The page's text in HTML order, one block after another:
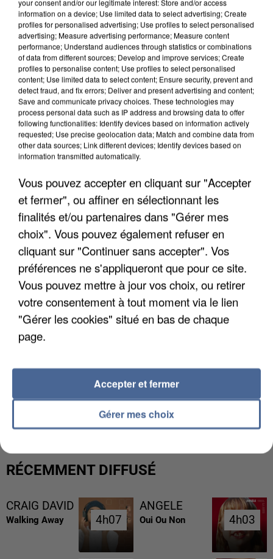
APRÈS TOUTES CES CANICULES, LES REFUGES
L’UN DES FONDATEURS SUPPOSÉS DE LA DZ
MAFIA INTERPELLÉ EN ALGÉRIE
RÉCEMMENT DIFFUSÉ
CRAIG DAVID
Walking Away 4h07
4h07
ANGELE
Oui Ou Non 4h03
4h03
your consent and/or our legitimate interest: Store and/or access
information on a device; Use limited data to select advertising; Create
profiles for personalised advertising; Use profiles to select personalised
advertising; Measure advertising performance; Measure content
performance; Understand audiences through statistics or combinations
of data from different sources; Develop and improve services; Create
profiles to personalise content; Use profiles to select personalised
content; Use limited data to select content; Ensure security, prevent and
detect fraud, and fix errors; Deliver and present advertising and content;
Save and communicate privacy choices. These technologies may
process personal data such as IP address and browsing data to offer
following functionalities: Identify devices based on information actively
requested; Use precise geolocation data; Match and combine data from
other data sources; Link different devices; Identify devices based on
information transmitted automatically.
Vous pouvez accepter en cliquant sur "Accepter
et fermer", ou affiner en sélectionnant les
finalités et/ou partenaires dans "Gérer mes
choix". Vous pouvez également refuser en
cliquant sur "Continuer sans accepter". Vos
préférences ne s'appliqueront que pour ce site.
Vous pouvez mettre à jour vos choix, ou retirer
votre consentement à tout moment via le lien
"Gérer les cookies" situé en bas de chaque
page.
Gérer mes choix
Accepter et fermer